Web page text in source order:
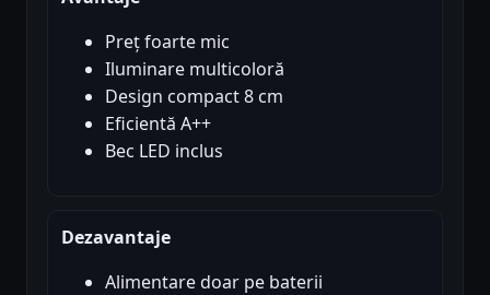
Preț foarte mic
Iluminare multicoloră
Design compact 8 cm
Eficientă A++
Bec LED inclus
Dezavantaje
Alimentare doar pe baterii